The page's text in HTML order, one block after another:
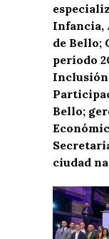
Infancia,
de Bello;
período
Inclusión
Bello;
ciudad